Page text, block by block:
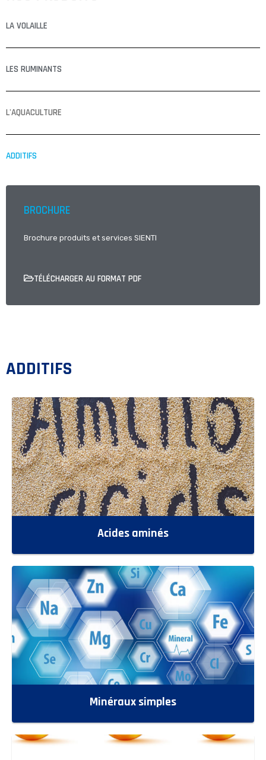
LA VOLAILLE
LES RUMINANTS
L'AQUACULTURE
ADDITIFS
BROCHURE
Brochure produits et services SIENTI
TÉLÉCHARGER AU FORMAT PDF
ADDITIFS
Acides aminés
Minéraux simples